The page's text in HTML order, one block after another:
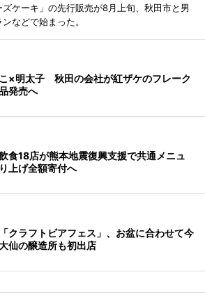
ズケーキ」の先行販売が8月上旬、秋田市と男
などで始まった。
×明太子 秋田の会社が紅ザケのフレーク
発売へ
食18店が熊本地震復興支援で共通メニュ
上げ全額寄付へ
クラフトビアフェス」、お盆に合わせて今
仙の醸造所も初出店